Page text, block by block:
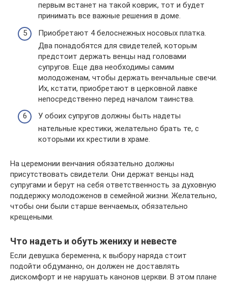
первым встанет на такой коврик, тот и будет
принимать все важные решения в доме.
Приобретают 4 белоснежных носовых платка.
Два понадобятся для свидетелей, которым
предстоит держать венцы над головами
супругов. Еще два необходимы самим
молодоженам, чтобы держать венчальные свечи.
Их, кстати, приобретают в церковной лавке
непосредственно перед началом таинства.
У обоих супругов должны быть надеты
нательные крестики, желательно брать те, с
которыми их крестили в храме.
На церемонии венчания обязательно должны
присутствовать свидетели. Они держат венцы над
супругами и берут на себя ответственность за духовную
поддержку молодоженов в семейной жизни. Желательно,
чтобы они были старше венчаемых, обязательно
крещеными.
Что надеть и обуть жениху и невесте
Если девушка беременна, к выбору наряда стоит
подойти обдуманно, он должен не доставлять
дискомфорт и не нарушать канонов церкви. В этом плане